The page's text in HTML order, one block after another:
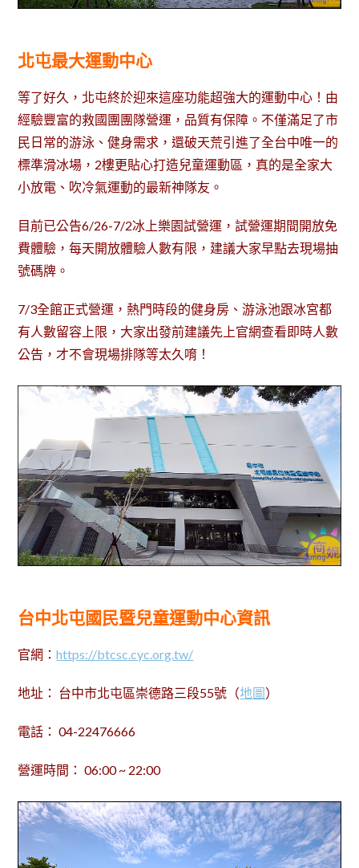
北屯最大運動中心
等了好久，北屯終於迎來這座功能超強大的運動中心！由
經驗豐富的救國團團隊營運，品質有保障。不僅滿足了市
民日常的游泳、健身需求，還破天荒引進了全台中唯一的
標準滑冰場，2樓更貼心打造兒童運動區，真的是全家大
小放電、吹冷氣運動的最新神隊友。
目前已公告6/26-7/2冰上樂園試營運，試營運期間開放免
費體驗，每天開放體驗人數有限，建議大家早點去現場抽
號碼牌。
7/3全館正式營運，熱門時段的健身房、游泳池跟冰宮都
有人數留容上限，大家出發前建議先上官網查看即時人數
公告，才不會現場排隊等太久唷！
台中北屯國民暨兒童運動中心資訊
官網：https://btcsc.cyc.org.tw/
地址： 台中市北屯區崇德路三段55號（地圖）
電話： 04-22476666
營運時間： 06:00 ~ 22:00